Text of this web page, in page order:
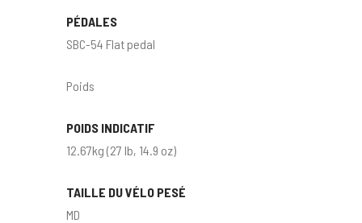
PÉDALES
SBC-54 Flat pedal
Poids
POIDS INDICATIF
12.67kg (27 lb, 14.9 oz)
TAILLE DU VÉLO PESÉ
MD